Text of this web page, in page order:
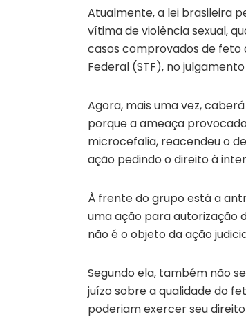
Atualmente, a lei brasileira
vítima de violência sexual,
casos comprovados de feto
Federal (STF), no julgamento
Agora, mais uma vez,
porque a ameaça
microcefalia, reacendeu o
ação pedindo o direito à
À frente do grupo está a
uma ação para autorização
não é o objeto da ação
Segundo ela, também não
juízo sobre a qualidade do
poderiam exercer seu direito